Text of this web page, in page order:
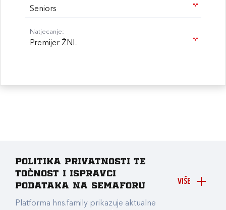
Seniors
Natjecanje:
Premijer ŽNL
VIŠE
Politika privatnosti te
točnost i ispravci
podataka na Semaforu
Platforma hns.family prikazuje aktualne